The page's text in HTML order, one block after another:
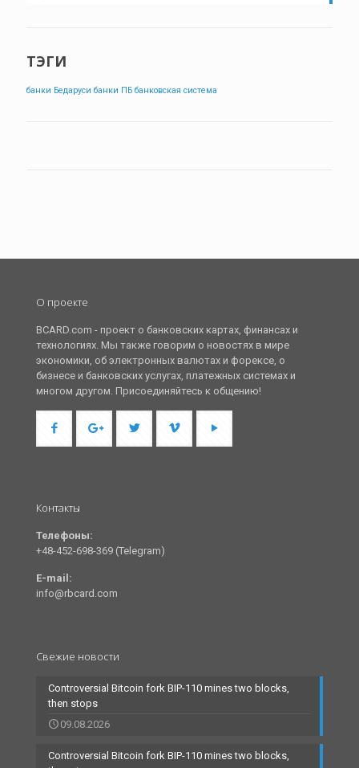
ТЭГИ
банки Бедаруси банки ПБ банковская система
О проекте
BCARD.com - проект о банковских картах, финансах и
технологиях. Мы также говорим о новостях в мире
экономики, об электронных валютах и форексе, о
бизнесе и банковских услугах, платежных системах и
многом другом. Присоединяйтесь к общению!
Контакты
Телефоны:
+48-452-698-369 (Telegram)
E-mail:
info@rbcard.com
Свежие новости
Controversial Bitcoin fork BIP-110 mines two blocks,
then stops
09.08.2026
Controversial Bitcoin fork BIP-110 mines two blocks,